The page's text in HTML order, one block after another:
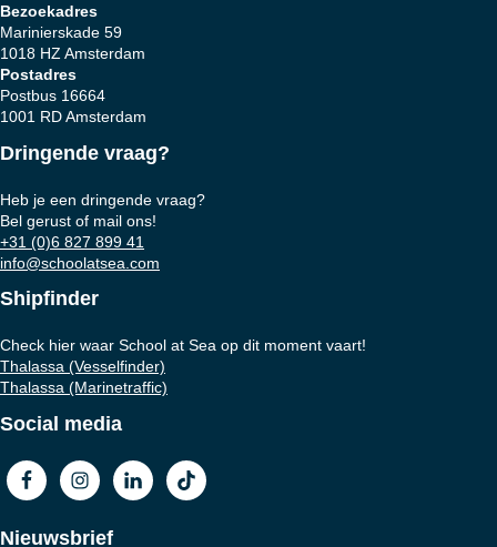
Bezoekadres
Marinierskade 59
1018 HZ Amsterdam
Postadres
Postbus 16664
1001 RD Amsterdam
Dringende vraag?
Heb je een dringende vraag?
Bel gerust of mail ons!
+31 (0)6 827 899 41
info@schoolatsea.com
Shipfinder
Check hier waar School at Sea op dit moment vaart!
Thalassa (Vesselfinder)
Thalassa (Marinetraffic)
Social media
Nieuwsbrief